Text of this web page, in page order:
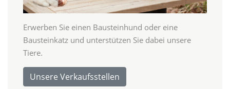
Erwerben Sie einen Bausteinhund oder eine
Bausteinkatz und unterstützen Sie dabei unsere
Tiere.
Unsere Verkaufsstellen